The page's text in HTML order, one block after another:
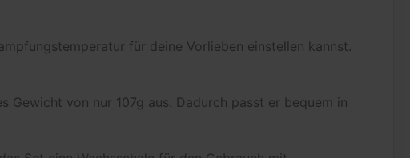
für deine Vorlieben einstellen kannst.
Gewicht von nur 107g aus. Dadurch passt er bequem in